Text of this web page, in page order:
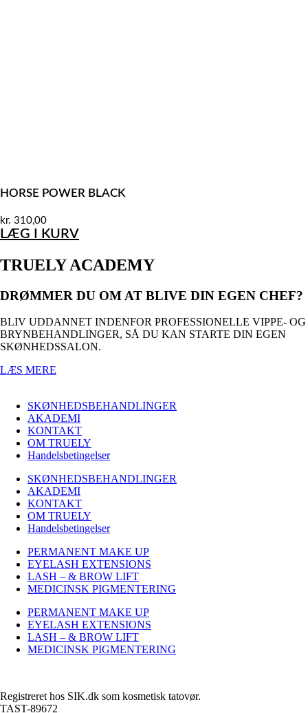
HORSE POWER BLACK
kr. 310,00
LÆG I KURV
TRUELY ACADEMY
DRØMMER DU OM AT BLIVE DIN EGEN CHEF?
BLIV UDDANNET INDENFOR PROFESSIONELLE VIPPE- OG
BRYNBEHANDLINGER, SÅ DU KAN STARTE DIN EGEN
SKØNHEDSSALON.
LÆS MERE
SKØNHEDSBEHANDLINGER
AKADEMI
KONTAKT
OM TRUELY
Handelsbetingelser
SKØNHEDSBEHANDLINGER
AKADEMI
KONTAKT
OM TRUELY
Handelsbetingelser
PERMANENT MAKE UP
EYELASH EXTENSIONS
LASH – & BROW LIFT
MEDICINSK PIGMENTERING
PERMANENT MAKE UP
EYELASH EXTENSIONS
LASH – & BROW LIFT
MEDICINSK PIGMENTERING
Registreret hos SIK.dk som kosmetisk tatovør.
TAST-89672